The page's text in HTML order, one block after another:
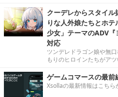
クーデレからスタイ
りな人外娘たちとホ
少女」テーマのADV
対応
ツンデレドラゴン娘や無
もりのヒロインたちがアツ
ゲームコマースの最
Xsollaの最新情報はこちら